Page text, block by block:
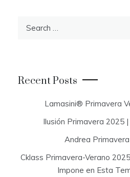
r
:
Recent Posts
Lamasini® Primavera
Ilusión Primavera 2025
Andrea
Cklass Primavera-Verano
Impone en Esta